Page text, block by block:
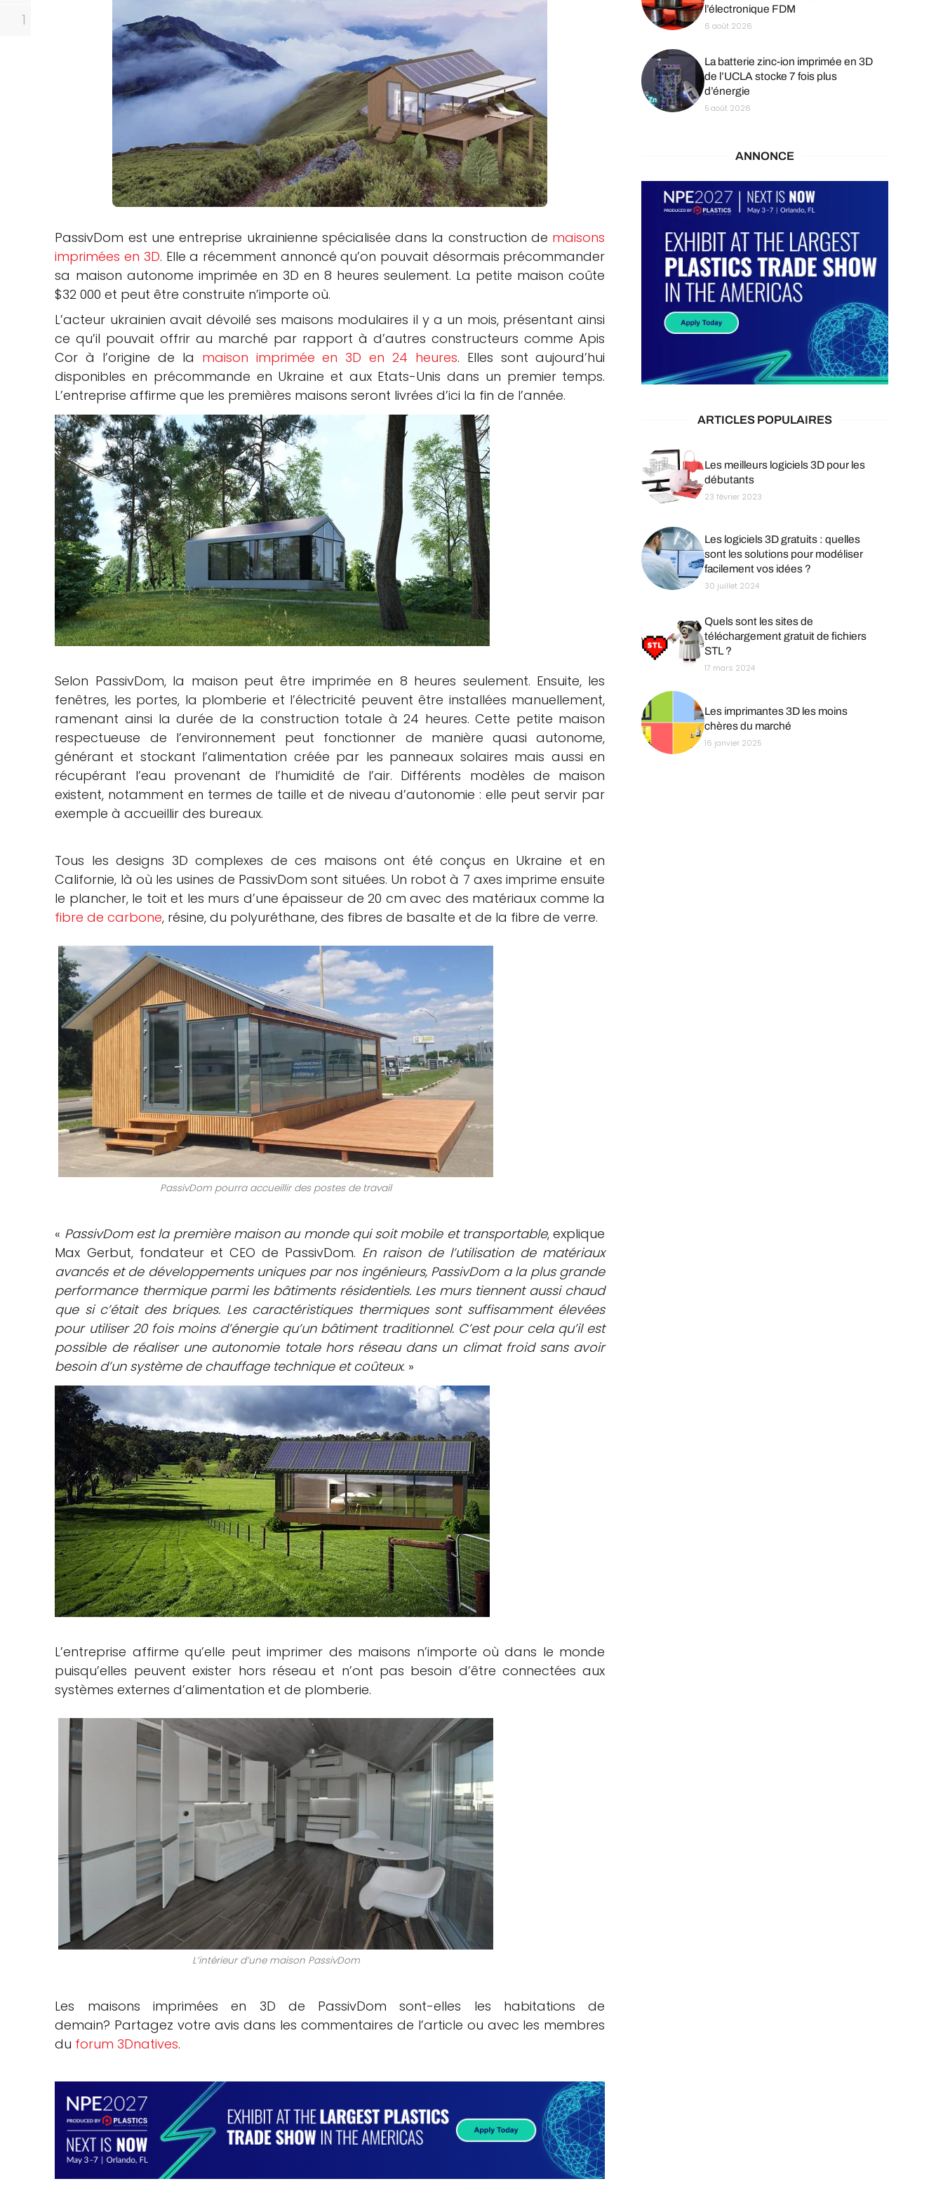
Matériaux
Scanners 3D
Vidéos
PassivDom est une entreprise ukrainienne spécialisée dans la construction de maisons
imprimées en 3D. Elle a récemment annoncé qu’on pouvait désormais précommander
sa maison autonome imprimée en 3D en 8 heures seulement. La petite maison coûte
$32 000 et peut être construite n’importe où.
L’acteur ukrainien avait dévoilé ses maisons modulaires il y a un mois, présentant ainsi
ce qu’il pouvait offrir au marché par rapport à d’autres constructeurs comme Apis
Cor à l’origine de la maison imprimée en 3D en 24 heures. Elles sont aujourd’hui
disponibles en précommande en Ukraine et aux Etats-Unis dans un premier temps.
L’entreprise affirme que les premières maisons seront livrées d’ici la fin de l’année.
Selon PassivDom, la maison peut être imprimée en 8 heures seulement. Ensuite, les
fenêtres, les portes, la plomberie et l’électricité peuvent être installées manuellement,
ramenant ainsi la durée de la construction totale à 24 heures. Cette petite maison
respectueuse de l’environnement peut fonctionner de manière quasi autonome,
générant et stockant l’alimentation créée par les panneaux solaires mais aussi en
récupérant l’eau provenant de l’humidité de l’air. Différents modèles de maison
existent, notamment en termes de taille et de niveau d’autonomie : elle peut servir par
exemple à accueillir des bureaux.
Tous les designs 3D complexes de ces maisons ont été conçus en Ukraine et en
Californie, là où les usines de PassivDom sont situées. Un robot à 7 axes imprime ensuite
le plancher, le toit et les murs d’une épaisseur de 20 cm avec des matériaux comme la
fibre de carbone, résine, du polyuréthane, des fibres de basalte et de la fibre de verre.
PassivDom pourra accueillir des postes de travail
« PassivDom est la première maison au monde qui soit mobile et transportable, explique
Max Gerbut, fondateur et CEO de PassivDom. En raison de l’utilisation de matériaux
avancés et de développements uniques par nos ingénieurs, PassivDom a la plus grande
performance thermique parmi les bâtiments résidentiels. Les murs tiennent aussi chaud
que si c’était des briques. Les caractéristiques thermiques sont suffisamment élevées
pour utiliser 20 fois moins d’énergie qu’un bâtiment traditionnel. C’est pour cela qu’il est
possible de réaliser une autonomie totale hors réseau dans un climat froid sans avoir
besoin d’un système de chauffage technique et coûteux. »
L’entreprise affirme qu’elle peut imprimer des maisons n’importe où dans le monde
puisqu’elles peuvent exister hors réseau et n’ont pas besoin d’être connectées aux
systèmes externes d’alimentation et de plomberie.
L’intérieur d’une maison PassivDom
Les maisons imprimées en 3D de PassivDom sont-elles les habitations de
demain? Partagez votre avis dans les commentaires de l’article ou avec les membres
du forum 3Dnatives.
l’électronique FDM
6 août 2026
La batterie zinc-ion imprimée en 3D
de l’UCLA stocke 7 fois plus
d’énergie
5 août 2026
ANNONCE
ARTICLES POPULAIRES
Les meilleurs logiciels 3D pour les
débutants
23 février 2023
Les logiciels 3D gratuits : quelles
sont les solutions pour modéliser
facilement vos idées ?
30 juillet 2024
Quels sont les sites de
téléchargement gratuit de fichiers
STL ?
17 mars 2024
Les imprimantes 3D les moins
chères du marché
16 janvier 2025
1